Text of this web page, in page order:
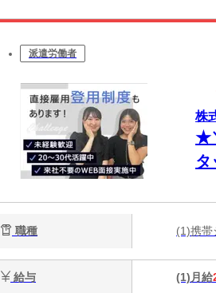
派遣労働者
株
★
タ
職種 (1)携
給与 (1)月給